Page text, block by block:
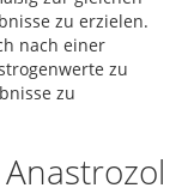
zu erzielen.
nach einer
zu
zu